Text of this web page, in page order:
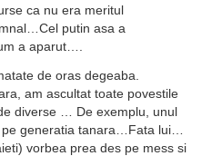
ca nu era meritul
putin asa a
a aparut….
de oras degeaba.
am ascultat toate povestile
diverse … De exemplu, unul
generatia tanara…Fata lui…
vorbea prea des pe mess si